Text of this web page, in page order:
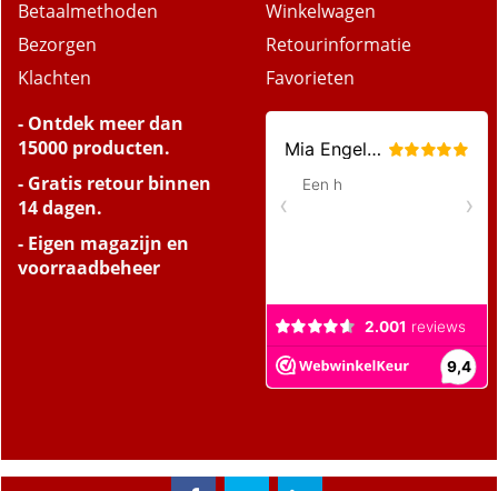
Betaalmethoden
Bezorgen
Klachten
Winkelwagen
Retourinformatie
Favorieten
- Ontdek meer dan
15000 producten.
- Gratis retour binnen
14 dagen.
- Eigen magazijn en
voorraadbeheer